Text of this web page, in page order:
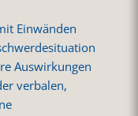
Einwänden
Auswirkungen
verbalen,